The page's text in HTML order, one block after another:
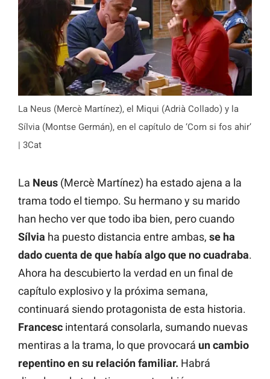
La Neus (Mercè Martínez), el Miqui (Adrià Collado) y la
Sílvia (Montse Germán), en el capítulo de ‘Com si fos ahir’
| 3Cat
La Neus (Mercè Martínez) ha estado ajena a la
trama todo el tiempo. Su hermano y su marido
han hecho ver que todo iba bien, pero cuando
Sílvia ha puesto distancia entre ambas, se ha
dado cuenta de que había algo que no cuadraba.
Ahora ha descubierto la verdad en un final de
capítulo explosivo y la próxima semana,
continuará siendo protagonista de esta historia.
Francesc intentará consolarla, sumando nuevas
mentiras a la trama, lo que provocará un cambio
repentino en su relación familiar. Habrá